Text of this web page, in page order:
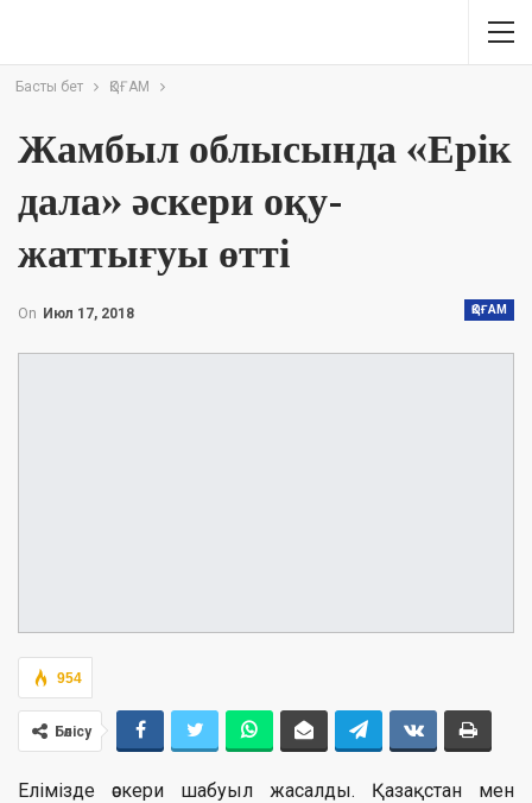
Басты бет ҚОҒАМ
Жамбыл облысында «Ерік
дала» әскери оқу-
жаттығуы өтті
ҚОҒАМ
On Июл 17, 2018
954
Бөлісу
Елімізде әскери шабуыл жасалды. Қазақстан мен